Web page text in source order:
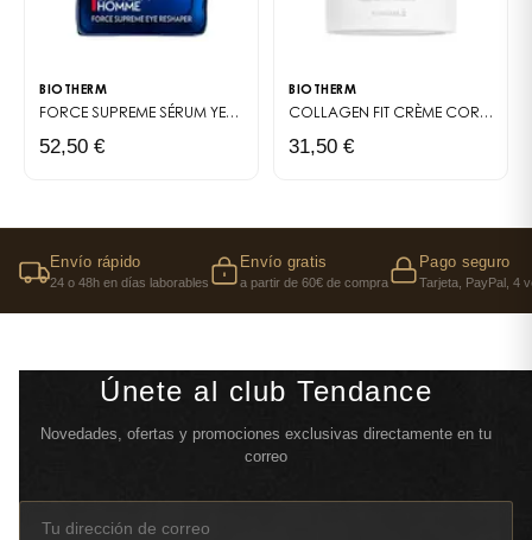
BIOTHERM
FORCE SUPREME SÉRUM YEUX ANTI-ÂGE POUR HOMME
52,50 €
BIOTHERM
COLLAGEN FIT CRÈME CORPS HYDRATANTE ET RAFFERMISSANTE
31,50 €
Envío rápido
24 o 48h en días laborables
Envío gratis
a partir de 60€ de compra
Pago seguro
Tarjeta, PayPal, 4
Únete al club Tendance
Novedades, ofertas y promociones exclusivas directamente en tu
correo